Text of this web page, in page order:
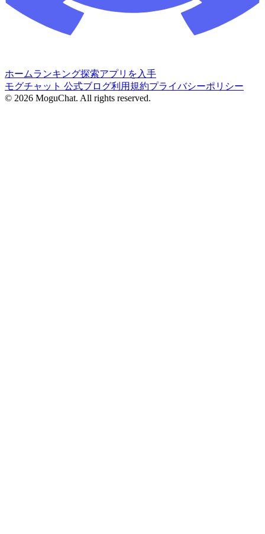
ホームランキング探索アプリを入手
モグチャット 公式ブログ利用規約プライバシーポリシー
© 2026 MoguChat. All rights reserved.